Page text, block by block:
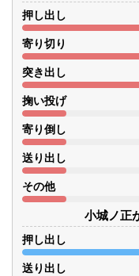
押し出し
寄り切り
突き出し
掬い投げ
寄り倒し
送り出し
その他
小城ノ正
押し出し
送り出し